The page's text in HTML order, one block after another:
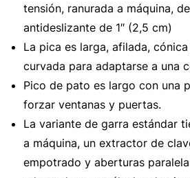
tensión, ranurada a máquina,
antideslizante de 1″ (2,5 cm)
La pica es larga, afilada,
curvada para adaptarse a una
Pico de pato es largo con una
forzar ventanas y puertas.
La variante de garra estándar
a máquina, un extractor de
empotrado y aberturas